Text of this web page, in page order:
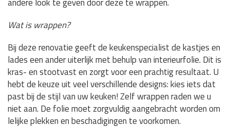
Wat is wrappen?
Bij deze renovatie geeft de keukenspecialist de kastjes en
lades een ander uiterlijk met behulp van interieurfolie. Dit is
kras- en stootvast en zorgt voor een prachtig resultaat. U
hebt de keuze uit veel verschillende designs: kies iets dat
past bij de stijl van uw keuken! Zelf wrappen raden we u
niet aan. De folie moet zorgvuldig aangebracht worden om
lelijke plekken en beschadigingen te voorkomen.